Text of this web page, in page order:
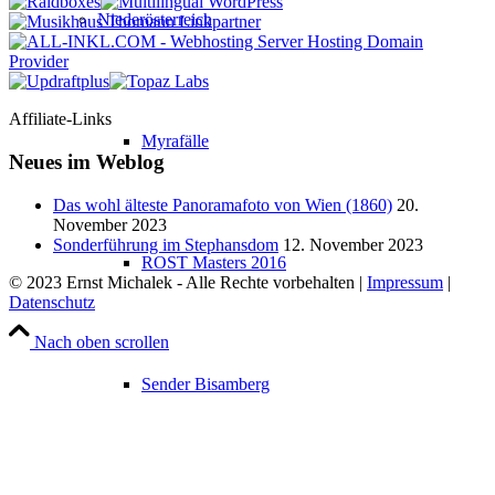
Niederösterreich
Myrafälle
ROST Masters 2016
Sender Bisamberg
Affiliate-Links
Neues im Weblog
Das wohl älteste Panoramafoto von Wien (1860) 20.
November 2023
Sonderführung im Stephansdom 12. November 2023
© 2023 Ernst Michalek - Alle Rechte vorbehalten | Impressum |
Datenschutz
Nach oben scrollen